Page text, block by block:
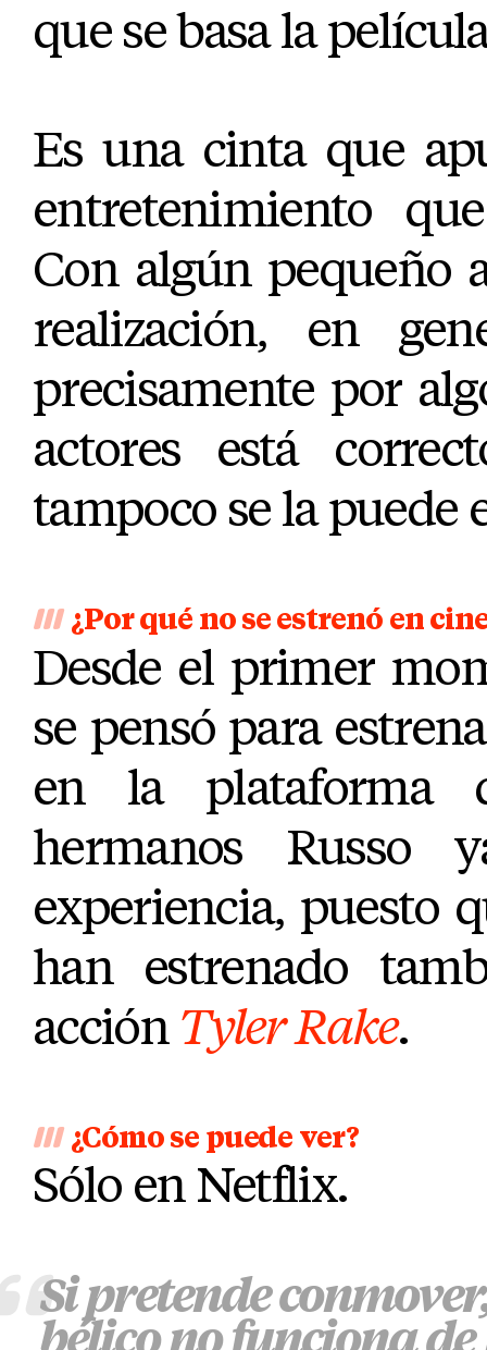
que se basa la
Es una cinta que
entretenimiento
Con algún pequeño
realización, en
precisamente por
actores está
tampoco se la puede
¿Por qué no se estrenó en
Desde el primer
se pensó para
en la plataforma
hermanos Russo
experiencia, puesto
han estrenado
acción Tyler Rake.
¿Cómo se puede ver?
Sólo en Netflix.
Si pretende